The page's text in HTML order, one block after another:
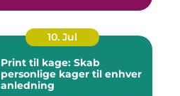
10. Jul
Print til kage: Skab
personlige kager til enhver
anledning